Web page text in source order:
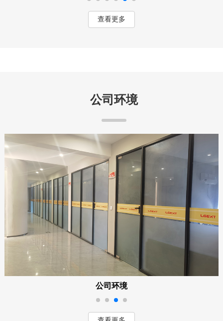
查看更多
公司环境
公司环境